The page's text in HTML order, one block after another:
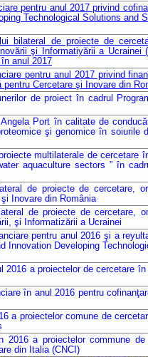
pentru anul 2017 privind
Technological Solutions and
bilateral de proiecte de
şi Informatiyării a Ucrainei
anul 2017
pentru anul 2017 privind
Cercetare şi Inovare din
de proiect în cadrul
Port în calitate de
şi genomice în soiurile
multilaterale de cercetare
aquaculture sectors ” în
de proiecte de cercetare,
Inovare din România
de proiecte de cercetare,
şi Informatizării a Ucrainei
pentru anul 2016 şi a
Developing
a proiectelor de cercetare în
în anul 2016 pentru
a proiectelor comune de
a proiectelor commune de
din Italia (CNCI)